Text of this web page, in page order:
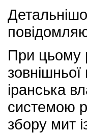
При цьому
зовнішньої
іранська
системою
збору мит